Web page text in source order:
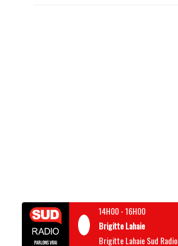
14H00-16H00
Brigitte Lahaie
Brigitte Lahaie Sud Radio